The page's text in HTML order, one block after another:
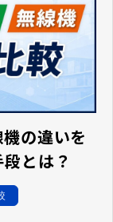
の違いを
とは？